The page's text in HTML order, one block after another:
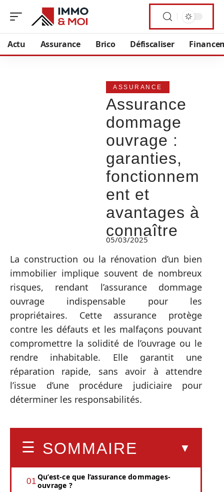
Actu Assurance Brico Défiscaliser
ASSURANCE
Assurance
dommage
ouvrage :
garanties,
fonctionnem
ent et
avantages à
connaître
05/03/2025
La construction ou la rénovation d’un bien
immobilier implique souvent de nombreux
risques, rendant l’assurance dommage
ouvrage indispensable pour les
propriétaires. Cette assurance protège
contre les défauts et les malfaçons pouvant
compromettre la solidité de l’ouvrage ou le
rendre inhabitable. Elle garantit une
réparation rapide, sans avoir à attendre
l’issue d’une procédure judiciaire pour
déterminer les responsabilités.
SOMMAIRE
Qu’est-ce que l’assurance dommages-
ouvrage ?